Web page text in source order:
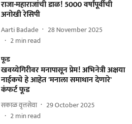
राजा-महाराजांची डाळ! 5000 वर्षांपूर्वीची
अनोखी रेसिपी
Aarti Badade
28 November 2025
2min read
फूड
खवय्येगिरीवर मनापासून प्रेम! अभिनेत्री अक्षया
नाईकचे हे आहेत 'मनाला समाधान देणारे'
कंफर्ट फूड
सकाळ वृत्तसेवा
29 October 2025
2min read